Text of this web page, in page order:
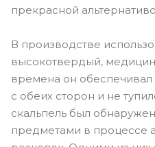
прекрасной
В производстве
высокотвердый,
времена он
с обеих сторон и не
скальпель был
предметами в процессе